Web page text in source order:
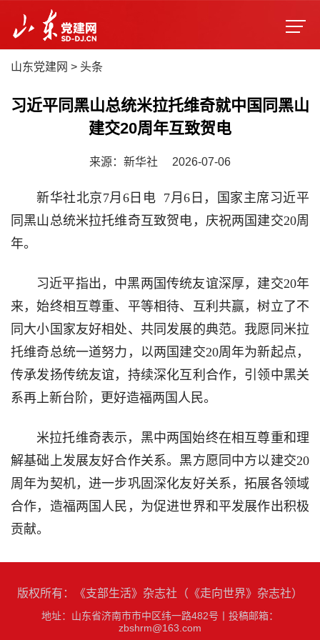
山东党建网 > 头条
习近平同黑山总统米拉托维奇就中国同黑山
建交20周年互致贺电
来源：新华社 2026-07-06
新华社北京7月6日电 7月6日，国家主席习近平
同黑山总统米拉托维奇互致贺电，庆祝两国建交20周
年。
习近平指出，中黑两国传统友谊深厚，建交20年
来，始终相互尊重、平等相待、互利共赢，树立了不
同大小国家友好相处、共同发展的典范。我愿同米拉
托维奇总统一道努力，以两国建交20周年为新起点，
传承发扬传统友谊，持续深化互利合作，引领中黑关
系再上新台阶，更好造福两国人民。
米拉托维奇表示，黑中两国始终在相互尊重和理
解基础上发展友好合作关系。黑方愿同中方以建交20
周年为契机，进一步巩固深化友好关系，拓展各领域
合作，造福两国人民，为促进世界和平发展作出积极
贡献。
版权所有：《支部生活》杂志社（《走向世界》杂志社）
地址：山东省济南市市中区纬一路482号
投稿邮箱：
zbshrm@163.com